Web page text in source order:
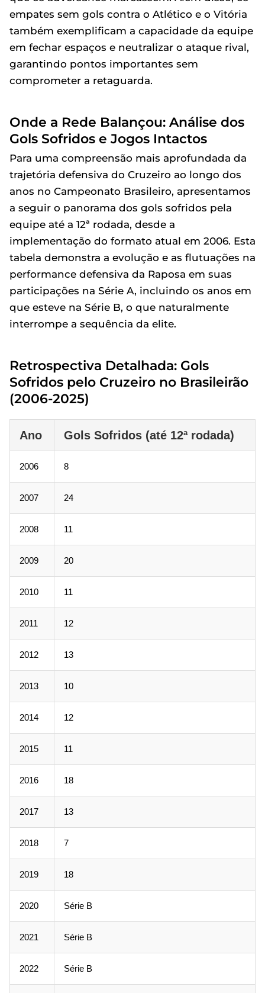
empates sem gols contra o Atlético e o Vitória
também exemplificam a capacidade da equipe
em fechar espaços e neutralizar o ataque rival,
garantindo pontos importantes sem
comprometer a retaguarda.
Onde a Rede Balançou: Análise dos
Gols Sofridos e Jogos Intactos
Para uma compreensão mais aprofundada da
trajetória defensiva do Cruzeiro ao longo dos
anos no Campeonato Brasileiro, apresentamos
a seguir o panorama dos gols sofridos pela
equipe até a 12ª rodada, desde a
implementação do formato atual em 2006. Esta
tabela demonstra a evolução e as flutuações na
performance defensiva da Raposa em suas
participações na Série A, incluindo os anos em
que esteve na Série B, o que naturalmente
interrompe a sequência da elite.
Retrospectiva Detalhada: Gols
Sofridos pelo Cruzeiro no Brasileirão
(2006-2025)
Ano Gols Sofridos (até 12ª rodada)
2006 8
2007 24
2008 11
2009 20
2010 11
2011 12
2012 13
2013 10
2014 12
2015 11
2016 18
2017 13
2018 7
2019 18
2020 Série B
2021 Série B
2022 Série B